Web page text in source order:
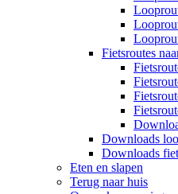
Fietsroutes
Downloads
Downloads
Eten en slapen
Terug naar huis